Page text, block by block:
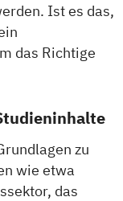
Ist es das,
das Richtige
zu
wie etwa
das